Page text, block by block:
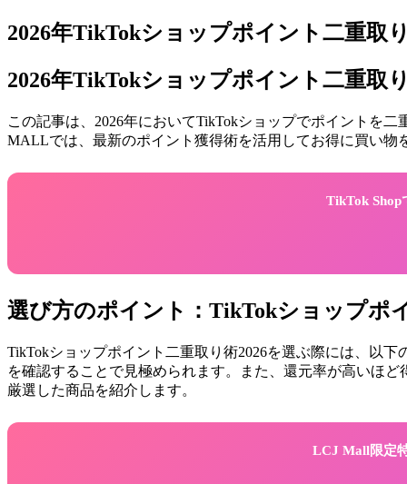
2026年TikTokショップポイント二重取
2026年TikTokショップポイント二重取
この記事は、2026年においてTikTokショップでポイントを
MALLでは、最新のポイント獲得術を活用してお得に買い物
TikTok Shop
選び方のポイント：TikTokショップポ
TikTokショップポイント二重取り術2026を選ぶ際には、以
を確認することで見極められます。また、還元率が高いほ
厳選した商品を紹介します。
LCJ Mall限定